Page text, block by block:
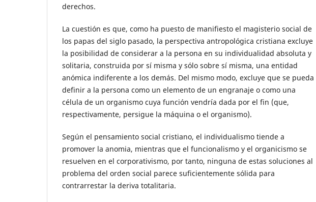
derechos.
La cuestión es que, como ha puesto de manifiesto el magisterio social de
los papas del siglo pasado, la perspectiva antropológica cristiana excluye
la posibilidad de considerar a la persona en su individualidad absoluta y
solitaria, construida por sí misma y sólo sobre sí misma, una entidad
anómica indiferente a los demás. Del mismo modo, excluye que se pueda
definir a la persona como un elemento de un engranaje o como una
célula de un organismo cuya función vendría dada por el fin (que,
respectivamente, persigue la máquina o el organismo).
Según el pensamiento social cristiano, el individualismo tiende a
promover la anomia, mientras que el funcionalismo y el organicismo se
resuelven en el corporativismo, por tanto, ninguna de estas soluciones al
problema del orden social parece suficientemente sólida para
contrarrestar la deriva totalitaria.